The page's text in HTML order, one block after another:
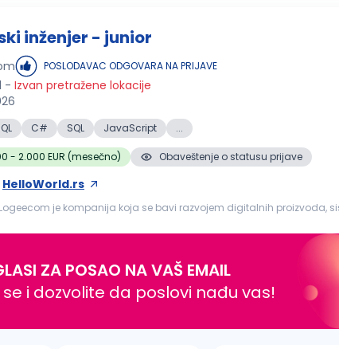
inženjer - junior
POSLODAVAC ODGOVARA NA PRIJAVE
- Izvan pretražene lokacije
C# SQL JavaScript ...
- 2.000 EUR (mesečno) Obaveštenje o statusu prijave
HelloWorld.rs
je kompanija koja se bavi razvojem digitalnih proizvoda,
ZA POSAO NA VAŠ EMAIL
se i dozvolite da poslovi nađu vas!